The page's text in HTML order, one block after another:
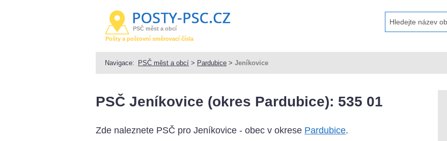
PSČ měst a obcí
Pošty a poštovní směrovací čísla
Navigace: PSČ měst a obcí > Pardubice >Jeníkovice
PSČ Jeníkovice (okres Pardubice): 535 01
Zde naleznete PSČ pro Jeníkovice - obec v okrese Pardubice.